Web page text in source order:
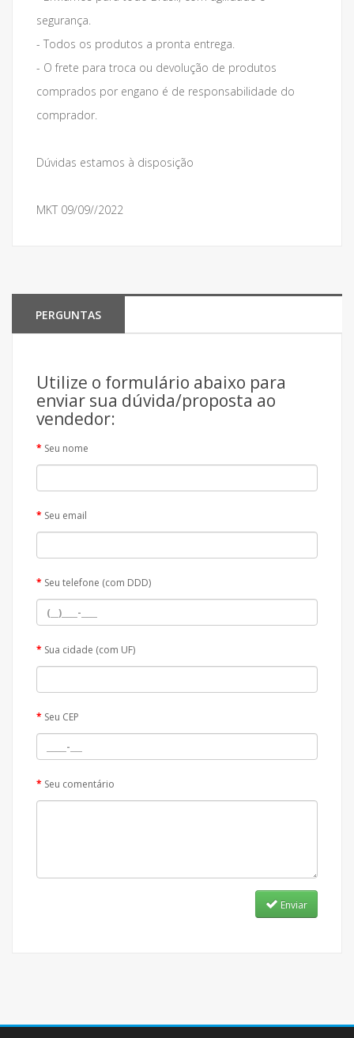
segurança.
- Todos os produtos a pronta entrega.
- O frete para troca ou devolução de produtos
comprados por engano é de responsabilidade do
comprador.
Dúvidas estamos à disposição
MKT 09/09//2022
PERGUNTAS
Utilize o formulário abaixo para
enviar sua dúvida/proposta ao
vendedor:
Seu nome
Seu email
Seu telefone (com DDD)
Sua cidade (com UF)
Seu CEP
Seu comentário
Enviar